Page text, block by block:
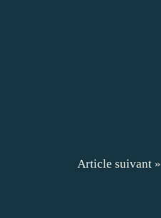
Article suivant »